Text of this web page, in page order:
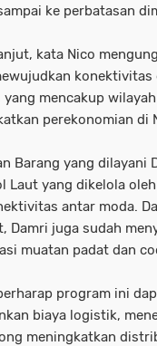
ke perbatasan
kata Nico
konektivitas
yang mencakup
perekonomian di
Barang yang dilayani
Laut yang dikelola
antar moda.
Damri juga sudah
muatan padat dan
program ini
biaya logistik,
meningkatkan